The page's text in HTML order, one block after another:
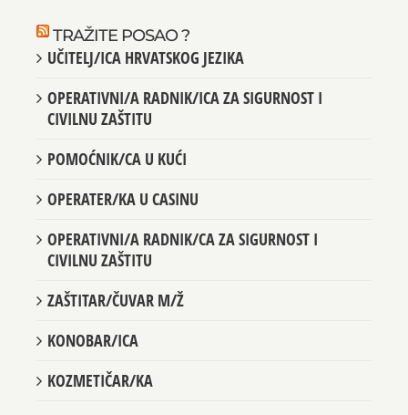
TRAŽITE POSAO ?
UČITELJ/ICA HRVATSKOG JEZIKA
OPERATIVNI/A RADNIK/ICA ZA SIGURNOST I
CIVILNU ZAŠTITU
POMOĆNIK/CA U KUĆI
OPERATER/KA U CASINU
OPERATIVNI/A RADNIK/CA ZA SIGURNOST I
CIVILNU ZAŠTITU
ZAŠTITAR/ČUVAR M/Ž
KONOBAR/ICA
KOZMETIČAR/KA